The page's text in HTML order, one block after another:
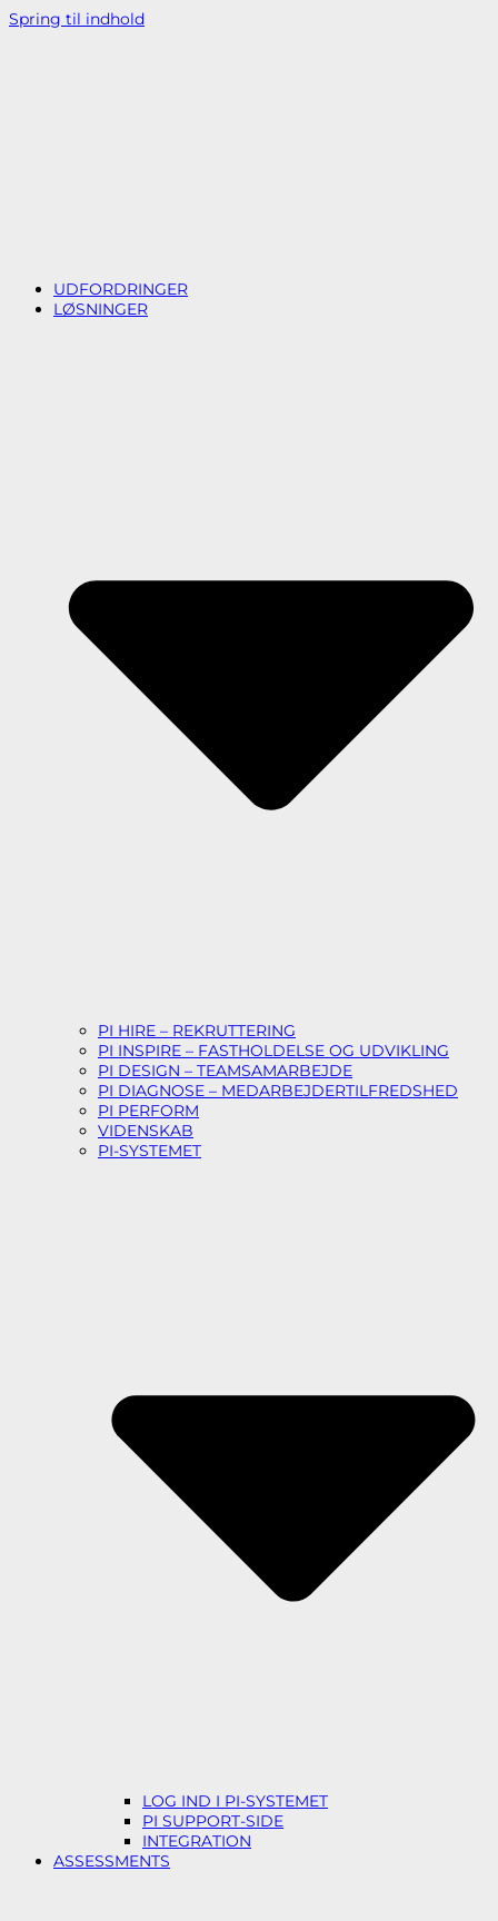
Spring til indhold
UDFORDRINGER
LØSNINGER
PI HIRE – REKRUTTERING
PI INSPIRE – FASTHOLDELSE OG UDVIKLING
PI DESIGN – TEAMSAMARBEJDE
PI DIAGNOSE – MEDARBEJDERTILFREDSHED
PI PERFORM
VIDENSKAB
PI-SYSTEMET
LOG IND I PI-SYSTEMET
PI SUPPORT-SIDE
INTEGRATION
ASSESSMENTS